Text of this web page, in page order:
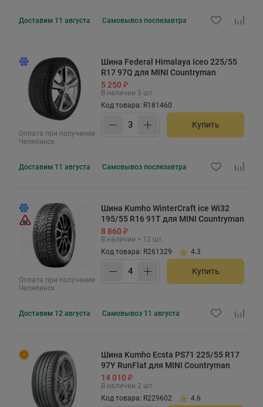
Доставим 11 августа Самовывоз послезавтра
Оплата при получении
Челябинск
Шина Federal Himalaya Iceo 225/55
R17 97Q для MINI Countryman
5 250 ₽
В наличии 3 шт.
Код товара: R181460
Купить
Доставим 11 августа Самовывоз послезавтра
Оплата при получении
Челябинск
Шина Kumho WinterCraft ice Wi32
195/55 R16 91T для MINI Countryman
8 860 ₽
В наличии > 12 шт.
Код товара: R261329
4.3
Купить
Доставим 12 августа Самовывоз 11 августа
Шина Kumho Ecsta PS71 225/55 R17
97Y RunFlat для MINI Countryman
14 010 ₽
В наличии 2 шт.
Код товара: R229602
4.6